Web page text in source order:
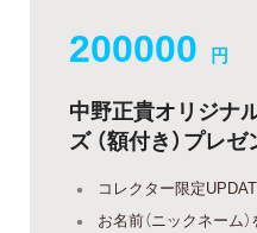
200000 円
中野正貴オリジナ
ズ （額付き）プレ
コレクター限定
お名前（ニックネーム